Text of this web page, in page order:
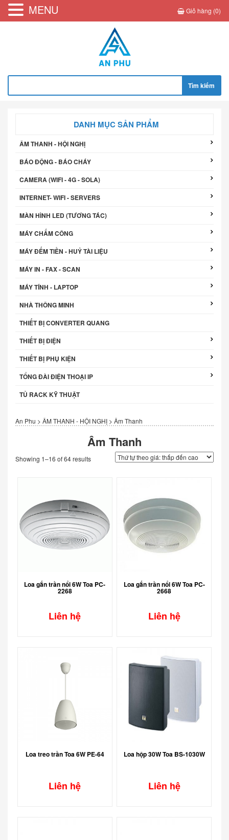
MENU Giỏ hàng (0)
DANH MỤC SẢN PHẨM
ÂM THANH - HỘI NGHỊ
BÁO ĐỘNG - BÁO CHÁY
CAMERA (WIFI - 4G - SOLA)
INTERNET- WIFI - SERVERS
MÀN HÌNH LED (TƯƠNG TÁC)
MÁY CHẤM CÔNG
MÁY ĐẾM TIỀN - HUỶ TÀI LIỆU
MÁY IN - FAX - SCAN
MÁY TÍNH - LAPTOP
NHÀ THÔNG MINH
THIẾT BỊ CONVERTER QUANG
THIẾT BỊ ĐIỆN
THIẾT BỊ PHỤ KIỆN
TỔNG ĐÀI ĐIỆN THOẠI IP
TỦ RACK KỸ THUẬT
An Phu > ÂM THANH - HỘI NGHỊ > Âm Thanh
Âm Thanh
Showing 1–16 of 64 results
Loa gắn trần nổi 6W Toa PC-
2268
Liên hệ
Loa gắn trần nổi 6W Toa PC-
2668
Liên hệ
Loa treo trần Toa 6W PE-64
Liên hệ
Loa hộp 30W Toa BS-1030W
Liên hệ